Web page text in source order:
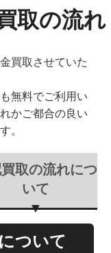
取の流れ
買取させていた
無料でご利用い
かご都合の良い
。
取の流れにつ
いて
ついて